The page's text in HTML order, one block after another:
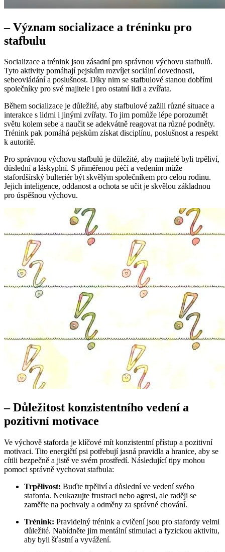
– Význam socializace a tréninku pro
stafbulu
Socializace a trénink jsou zásadní pro správnou výchovu stafbulů.
Tyto aktivity pomáhají pejskům rozvíjet sociální dovednosti,
sebeovládání a poslušnost. Díky nim se stafbulové stanou dobřími
společníky pro své majitele i pro ostatní lidi a zvířata.
Během socializace je důležité, aby stafbulové zažili různé situace a
interakce s lidmi i jinými zvířaty. To jim pomůže lépe porozumět
světu kolem sebe a naučit se adekvátně reagovat na různé podněty.
Trénink pak pomáhá pejskům získat disciplínu, poslušnost a respekt
k autoritě.
Pro správnou výchovu stafbulů je důležité, aby majitelé byli trpěliví,
důslední a láskyplní. S přiměřenou péčí a vedením může
stafordšírský bulteriér být skvělým společníkem pro celou rodinu.
Jejich inteligence, oddanost a ochota se učit je skvělou základnou
pro úspěšnou výchovu.
– Důležitost konzistentního vedení a
pozitivní motivace
Ve výchově staforda je klíčové mít konzistentní přístup a pozitivní
motivaci. Tito energičtí psi potřebují jasná pravidla a hranice, aby se
cítili bezpečně a jistě ve svém prostředí. Následující tipy mohou
pomoci správně vychovat stafbula:
Trpělivost: Buďte trpěliví a důslední ve vedení svého
staforda. Neukazujte frustraci nebo agresi, ale raději se
zaměřte na pochvaly a odměny za správné chování.
Trénink: Pravidelný trénink a cvičení jsou pro stafordy velmi
důležité. Nabídněte jim mentální stimulaci a fyzickou aktivitu,
aby byli šťastní a vyvážení.